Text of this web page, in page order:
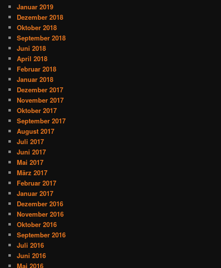
Januar 2019
Dezember 2018
Oktober 2018
September 2018
Juni 2018
April 2018
Februar 2018
Januar 2018
Dezember 2017
November 2017
Oktober 2017
September 2017
August 2017
Juli 2017
Juni 2017
Mai 2017
März 2017
Februar 2017
Januar 2017
Dezember 2016
November 2016
Oktober 2016
September 2016
Juli 2016
Juni 2016
Mai 2016